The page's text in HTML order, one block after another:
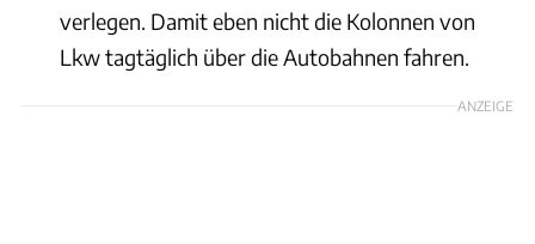
verlegen. Damit eben nicht die Kolonnen von
Lkw tagtäglich über die Autobahnen fahren.
ANZEIGE